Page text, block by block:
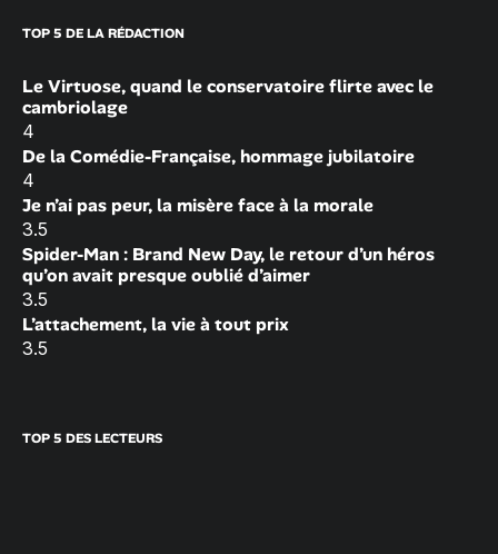
TOP 5 DE LA RÉDACTION
Le Virtuose, quand le conservatoire flirte avec le
cambriolage
4
De la Comédie-Française, hommage jubilatoire
4
Je n’ai pas peur, la misère face à la morale
3.5
Spider-Man : Brand New Day, le retour d’un héros
qu’on avait presque oublié d’aimer
3.5
L’attachement, la vie à tout prix
3.5
TOP 5 DES LECTEURS